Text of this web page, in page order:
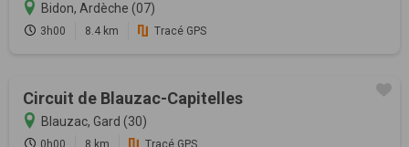
Bidon, Ardèche (07)
3h00 8.4 km Tracé GPS
Circuit de Blauzac-Capitelles
Blauzac, Gard (30)